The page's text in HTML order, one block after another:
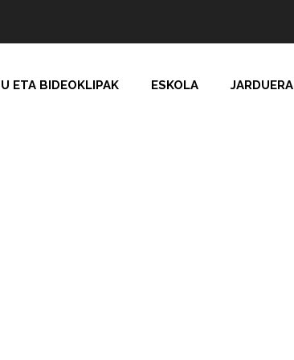
ETA BIDEOKLIPAK ESKOLA JARDUERA